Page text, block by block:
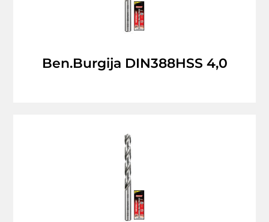
Ben.Burgija DIN388HSS 4,0